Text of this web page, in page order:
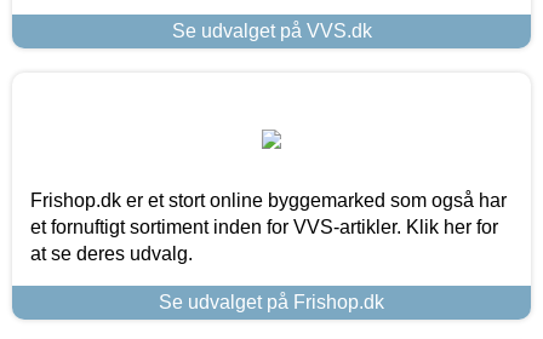
Se udvalget på VVS.dk
Frishop.dk er et stort online byggemarked som også har
et fornuftigt sortiment inden for VVS-artikler. Klik her for
at se deres udvalg.
Se udvalget på Frishop.dk